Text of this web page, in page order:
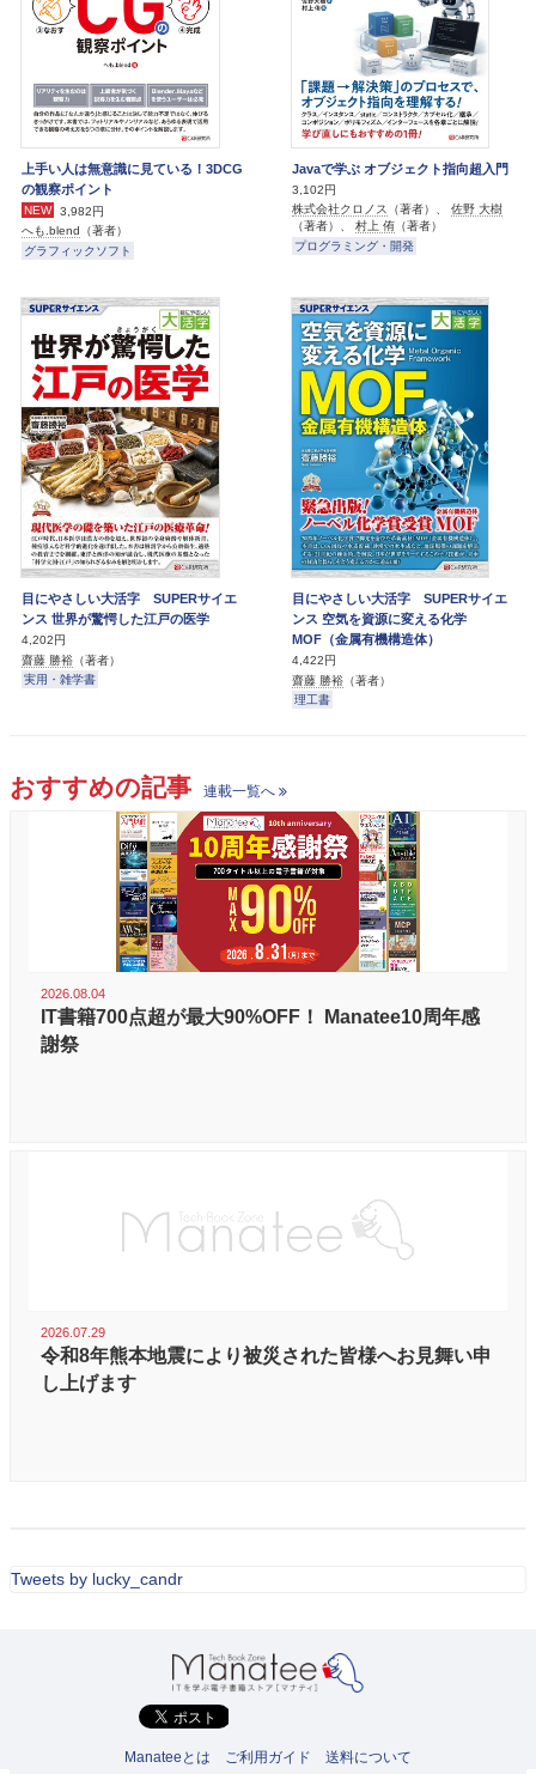
上手い人は無意識に見ている！3DCG
の観察ポイント
NEW
3,982円
へも.blend
（著者）
グラフィックソフト
Javaで学ぶ オブジェクト指向超入門
3,102円
株式会社クロノス （著者）、 佐野 大樹
（著者）、 村上 侑 （著者）
プログラミング・開発
目にやさしい大活字 SUPERサイエ
ンス 世界が驚愕した江戸の医学
4,202円
齋藤 勝裕 （著者）
実用・雑学書
目にやさしい大活字 SUPERサイエ
ンス 空気を資源に変える化学
MOF（金属有機構造体）
4,422円
齋藤 勝裕 （著者）
理工書
おすすめの記事 連載一覧へ
2026.08.04
IT書籍700点超が最大90%OFF！ Manatee10周年感
謝祭
2026.07.29
令和8年熊本地震により被災された皆様へお見舞い申
し上げます
Tweets by lucky_candr
Manateeとは ご利用ガイド 送料について